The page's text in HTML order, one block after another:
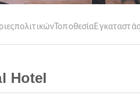
πολιτικών Τοποθεσία
Hotel